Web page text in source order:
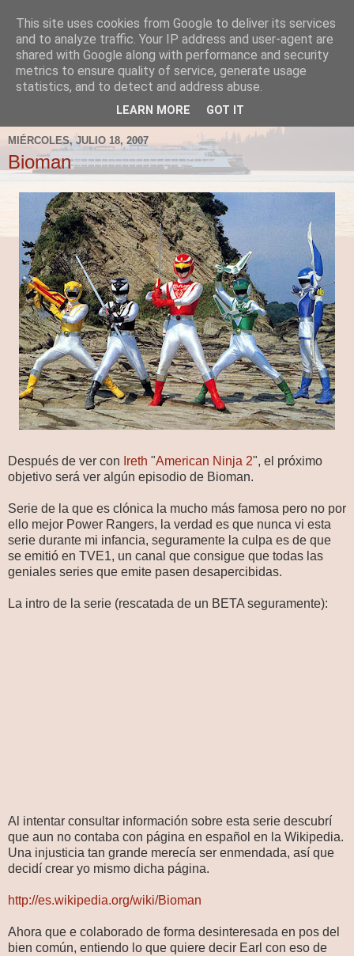
Fergus el Destructor
Blog sobre lo que le apetece escribir a Fergus, en el caso
de que le apetezca escribir.
MIÉRCOLES, JULIO 18, 2007
Bioman
Después de ver con Ireth "American Ninja 2", el próximo
objetivo será ver algún episodio de Bioman.
Serie de la que es clónica la mucho más famosa pero no por
ello mejor Power Rangers, la verdad es que nunca vi esta
serie durante mi infancia, seguramente la culpa es de que
se emitió en TVE1, un canal que consigue que todas las
geniales series que emite pasen desapercibidas.
La intro de la serie (rescatada de un BETA seguramente):
Al intentar consultar información sobre esta serie descubrí
que aun no contaba con página en español en la Wikipedia.
Una injusticia tan grande merecía ser enmendada, así que
decidí crear yo mismo dicha página.
http://es.wikipedia.org/wiki/Bioman
Ahora que e colaborado de forma desinteresada en pos del
bien común, entiendo lo que quiere decir Earl con eso de
This site uses cookies from Google to deliver its services
and to analyze traffic. Your IP address and user-agent are
shared with Google along with performance and security
metrics to ensure quality of service, generate usage
statistics, and to detect and address abuse.
LEARN MORE GOT IT